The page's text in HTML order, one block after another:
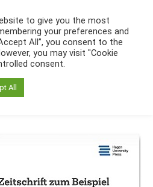
to give you the most
your preferences and
All”, you consent to the
you may visit "Cookie
consent.
All